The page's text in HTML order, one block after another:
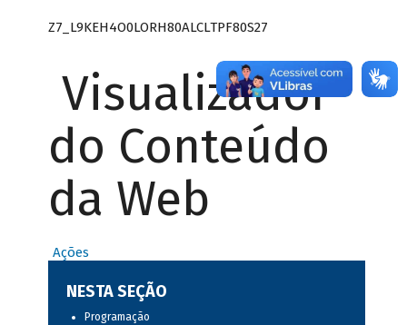
Z7_L9KEH4O0LORH80ALCLTPF80S27
Visualizador
do Conteúdo
da Web
Ações
NESTA SEÇÃO
Programação